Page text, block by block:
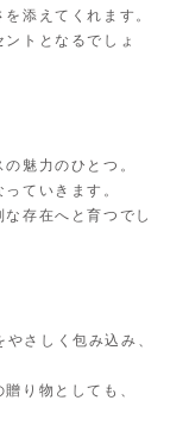
添えてくれます。
トとなるでしょ
魅力のひとつ。
ていきます。
存在へと育つでし
さしく包み込み、
り物としても、